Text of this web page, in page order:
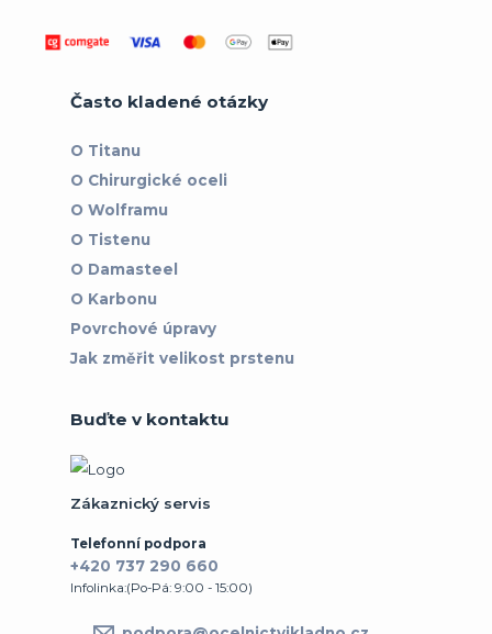
Často kladené otázky
O Titanu
O Chirurgické oceli
O Wolframu
O Tistenu
O Damasteel
O Karbonu
Povrchové úpravy
Jak změřit velikost prstenu
Buďte v kontaktu
Zákaznický servis
Telefonní podpora
+420 737 290 660
Infolinka:(Po-Pá: 9:00 - 15:00)